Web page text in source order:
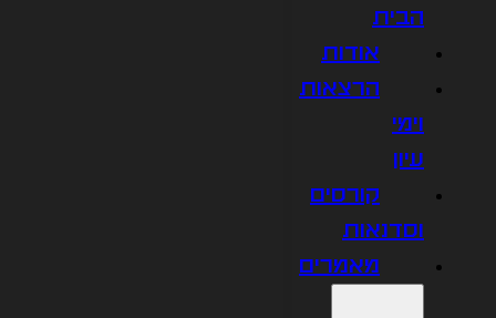
הבית
אודות
הרצאות
וימי
עיון
קורסים
וסדנאות
מאמרים